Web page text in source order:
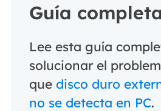
Guía
Lee esta guía
solucionar el
que disco duro
no se detecta en PC.